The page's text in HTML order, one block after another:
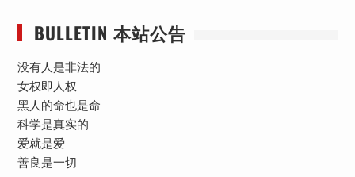
BULLETIN 本站公告
没有人是非法的
女权即人权
黑人的命也是命
科学是真实的
爱就是爱
善良是一切